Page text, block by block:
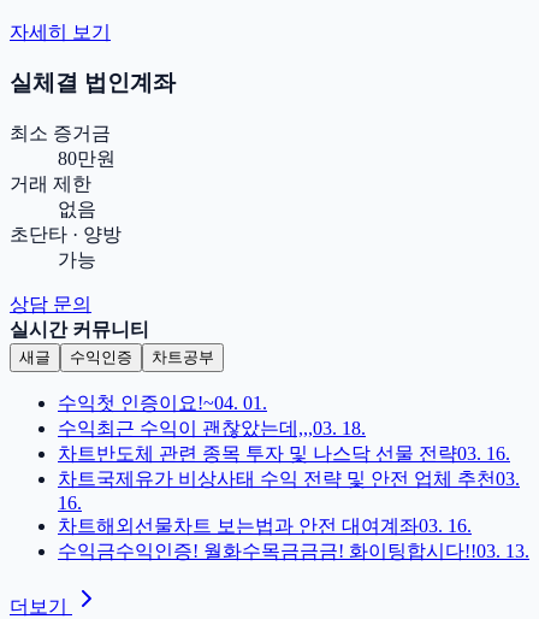
자세히 보기
실체결 법인계좌
최소 증거금
80만원
거래 제한
없음
초단타 · 양방
가능
상담 문의
실시간 커뮤니티
새글 수익인증 차트공부
수익첫 인증이요!~04. 01.
수익최근 수익이 괜찮았는데,,,03. 18.
차트반도체 관련 종목 투자 및 나스닥 선물 전략03. 16.
차트국제유가 비상사태 수익 전략 및 안전 업체 추천03.
16.
차트해외선물차트 보는법과 안전 대여계좌03. 16.
수익금수익인증! 월화수목금금금! 화이팅합시다!!03. 13.
더보기